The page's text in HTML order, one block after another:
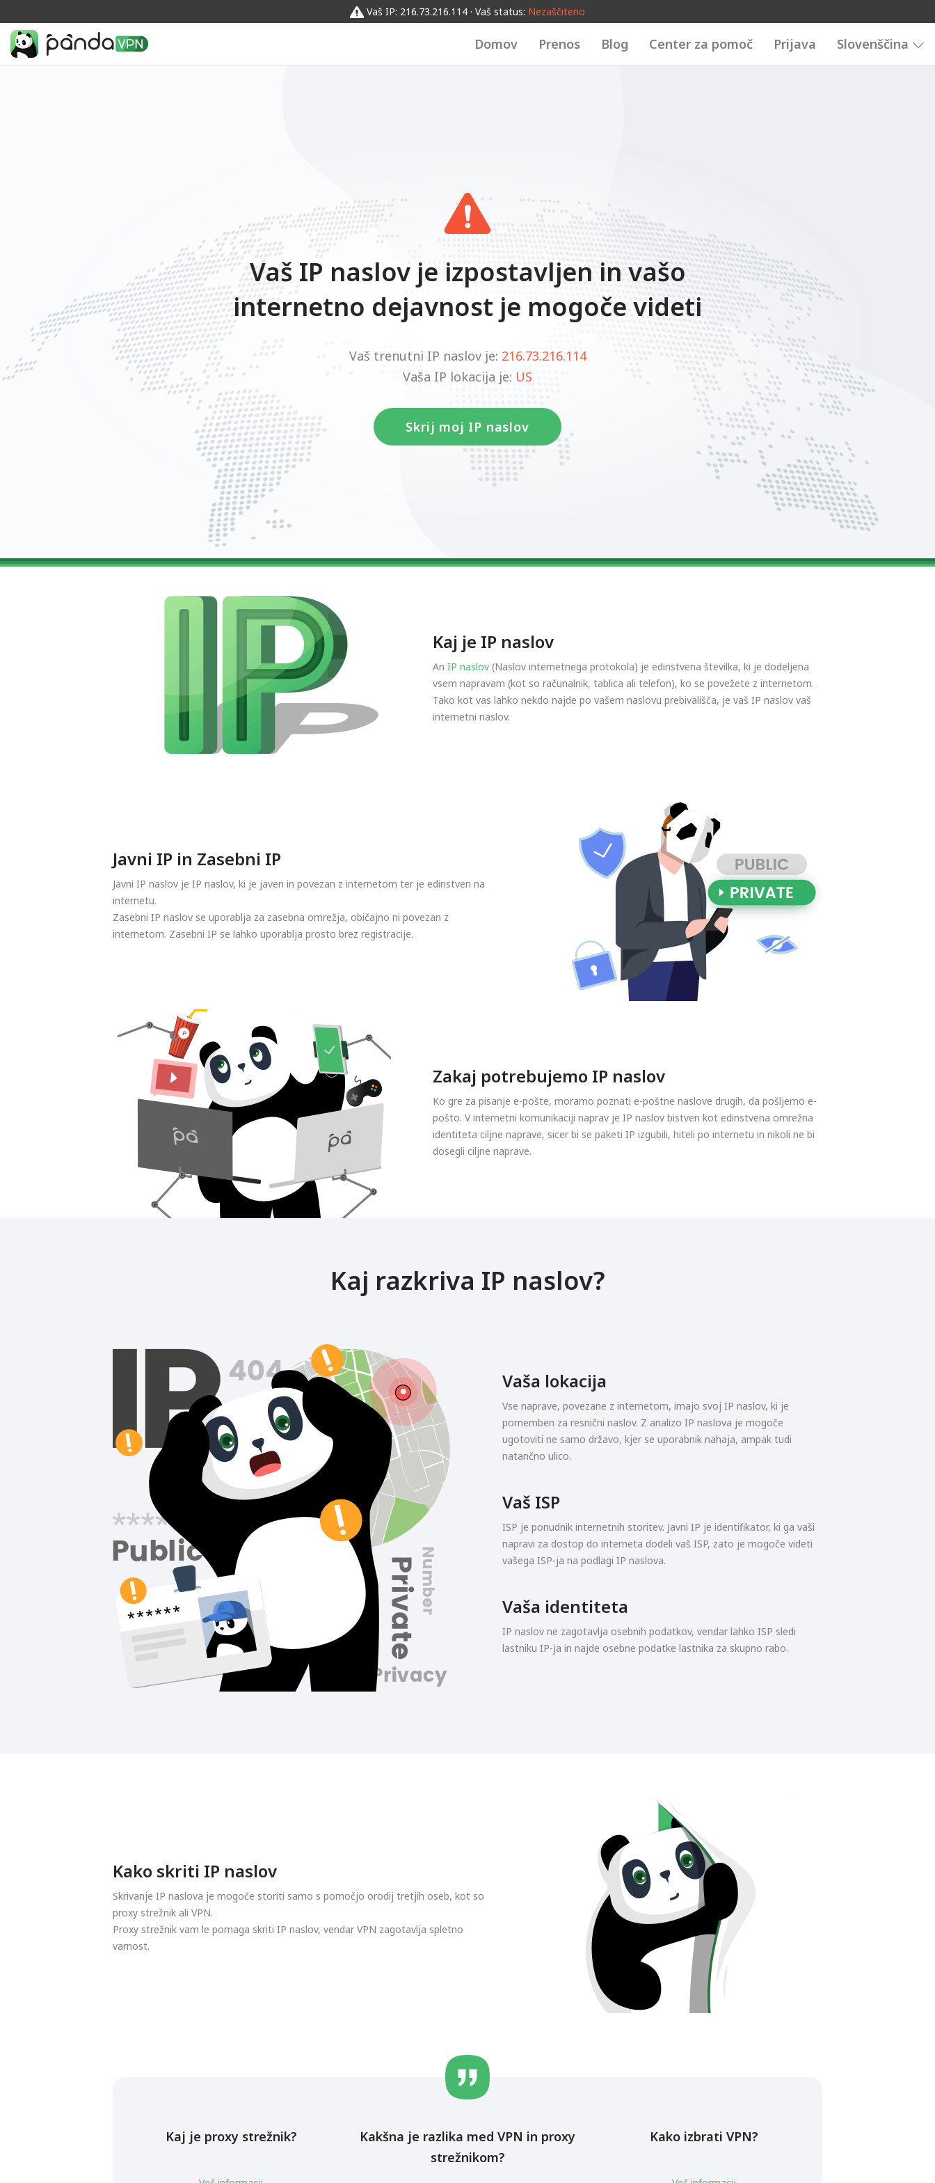
Vaš IP: 216.73.216.114 · Vaš status: Nezaščiteno
Domov Prenos Blog Center za pomoč Prijava Slovenščina
Vaš IP naslov je izpostavljen in vašo
internetno dejavnost je mogoče videti
Vaš trenutni IP naslov je: 216.73.216.114
Vaša IP lokacija je: US
Skrij moj IP naslov
Kaj je IP naslov
An IP naslov (Naslov internetnega protokola) je edinstvena številka, ki je dodeljena
vsem napravam (kot so računalnik, tablica ali telefon), ko se povežete z internetom.
Tako kot vas lahko nekdo najde po vašem naslovu prebivališča, je vaš IP naslov vaš
internetni naslov.
Javni IP in Zasebni IP
Javni IP naslov je IP naslov, ki je javen in povezan z internetom ter je edinstven na
internetu.
Zasebni IP naslov se uporablja za zasebna omrežja, običajno ni povezan z
internetom. Zasebni IP se lahko uporablja prosto brez registracije.
Zakaj potrebujemo IP naslov
Ko gre za pisanje e-pošte, moramo poznati e-poštne naslove drugih, da pošljemo e-
pošto. V internetni komunikaciji naprav je IP naslov bistven kot edinstvena omrežna
identiteta ciljne naprave, sicer bi se paketi IP izgubili, hiteli po internetu in nikoli ne bi
dosegli ciljne naprave.
Kaj razkriva IP naslov?
Vaša lokacija
Vse naprave, povezane z internetom, imajo svoj IP naslov, ki je
pomemben za resnični naslov. Z analizo IP naslova je mogoče
ugotoviti ne samo državo, kjer se uporabnik nahaja, ampak tudi
natančno ulico.
Vaš ISP
ISP je ponudnik internetnih storitev. Javni IP je identifikator, ki ga vaši
napravi za dostop do interneta dodeli vaš ISP, zato je mogoče videti
vašega ISP-ja na podlagi IP naslova.
Vaša identiteta
IP naslov ne zagotavlja osebnih podatkov, vendar lahko ISP sledi
lastniku IP-ja in najde osebne podatke lastnika za skupno rabo.
Kako skriti IP naslov
Skrivanje IP naslova je mogoče storiti samo s pomočjo orodij tretjih oseb, kot so
proxy strežnik ali VPN.
Proxy strežnik vam le pomaga skriti IP naslov, vendar VPN zagotavlja spletno
varnost.
Kaj je proxy strežnik?
Kakšna je razlika med VPN in proxy
strežnikom?
Kako izbrati VPN?